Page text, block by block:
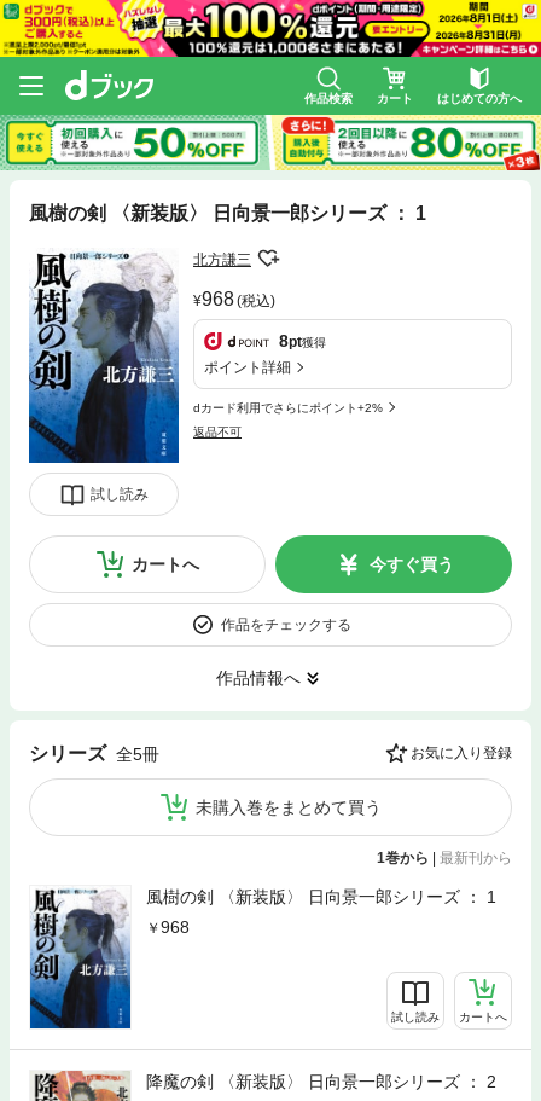
作品検索 カート はじめての方へ
風樹の剣 〈新装版〉 日向景一郎シリーズ ： 1
試し読み
北方謙三
968(税込)
8pt獲得
ポイント詳細
dカード利用でさらにポイント+2%
返品不可
カートへ 今すぐ買う
作品をチェックする
作品情報へ
シリーズ 全5冊 お気に入り登録
未購入巻をまとめて買う
1巻から | 最新刊から
風樹の剣 〈新装版〉 日向景一郎シリーズ ： 1
968
試し読み カートへ
降魔の剣 〈新装版〉 日向景一郎シリーズ ： 2